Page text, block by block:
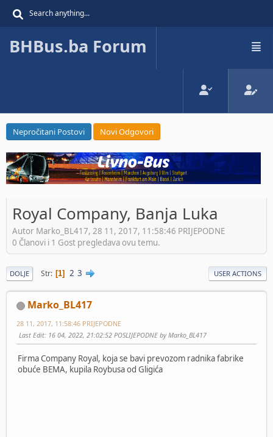
BHBus.ba Forum
Nepročitani Postovi Novi Odgovori
Royal Company, Banja Luka
Autor Marko_BL417, 28 11, 2017, 11:58:46 PRIJEPODNE
0 Članovi i 1 Gost pregledava ovu temu.
DOLJE Str 1 2 3 USER ACTIONS
Marko_BL417
28 11, 2017, 11:58:46 PRIJEPODNE
Last Edit: 16 04, 2022, 21:02:52 POSLIJEPODNE by Marko_BL417
Firma Company Royal, koja se bavi prevozom radnika fabrike
obuće BEMA, kupila Roybusa od Gligića